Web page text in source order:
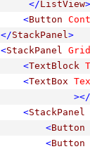
</ListView>
<Button
</StackPanel>
<StackPanel Grid
<TextBlock
<TextBox
></
<StackPanel
<Button
<Button